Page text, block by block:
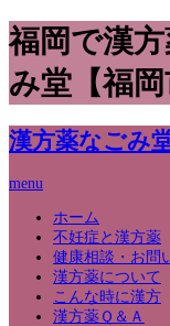
福岡で漢
み堂【福岡
漢方薬なごみ
menu
ホーム
不妊症と漢方薬
健康相談・お問
漢方薬について
こんな時に漢方
漢方薬Ｑ＆Ａ